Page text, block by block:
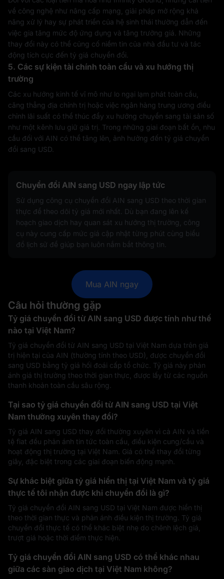
về công nghệ như nâng cấp mạng, giải pháp mở rộng khả
năng xử lý hay sự phát triển của hệ sinh thái thường dẫn đến
việc gia tăng mức độ ứng dụng và tăng trưởng giá. Những
thay đổi này có thể củng cố niềm tin của nhà đầu tư và tác
động tích cực đến tỷ giá chuyển đổi.
5. Các sự kiện tài chính toàn cầu và xu hướng thị
trường
Các xu hướng kinh tế vĩ mô như lo ngại lạm phát toàn cầu,
căng thẳng địa chính trị hoặc việc ngân hàng trung ương điều
chỉnh lãi suất có thể thúc đẩy xu hướng chuyển sang tài sản số
như một kênh lưu giữ giá trị. Trong những giai đoạn bất ổn, nhu
cầu đối với AIN có thể tăng lên, ảnh hưởng đến tỷ giá chuyển
đổi sang USD.
Chuyển đổi AIN sang USD ngay lập tức
Sử dụng công cụ chuyển đổi AIN sang USD theo thời gian
thực để theo dõi tỷ giá mới nhất. Dù bạn đang lên kế
hoạch giao dịch hay quan sát xu hướng thị trường, công
cụ này cung cấp mức giá cập nhật từng phút cùng biểu
đồ lịch sử để giúp bạn luôn nắm bắt thông tin.
Mua AIN ngay
Câu hỏi thường gặp
Tỷ giá chuyển đổi từ AIN sang USD được tính như thế
nào tại Việt Nam?
Tỷ giá chuyển đổi từ AIN sang USD tại Việt Nam dựa trên giá
trị hiện tại của AIN (thường tính theo USD), được chuyển đổi
sang USD bằng tỷ giá hối đoái cấp tổ chức. Tỷ giá này phản
ánh giá thị trường theo thời gian thực, được lấy từ các nguồn
thanh khoản toàn cầu sâu rộng.
Tại sao tỷ giá chuyển đổi từ AIN sang USD tại Việt
Nam thường xuyên thay đổi?
Tỷ giá AIN sang USD thay đổi thường xuyên vì cả AIN và tiền
tệ fiat đều phản ánh tin tức toàn cầu, điều kiện cung/cầu và
hoạt động thị trường tại Việt Nam. Giá có thể thay đổi từng
giây, đặc biệt trong các giai đoạn biến động mạnh.
Sự khác biệt giữa tỷ giá hiển thị tại Việt Nam và tỷ giá
thực tế tôi nhận được khi chuyển đổi là gì?
Tỷ giá chuyển đổi AIN sang USD tại Việt Nam được hiển thị
theo thời gian thực và phản ánh điều kiện thị trường. Tỷ giá
chuyển đổi thực tế có thể khác biệt nhẹ do chênh lệch giá,
trượt giá hoặc thời điểm thực hiện.
Tỷ giá chuyển đổi AIN sang USD có thể khác nhau
giữa các sàn giao dịch tại Việt Nam không?